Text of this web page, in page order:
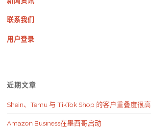
联系我们
用户登录
近期文章
Shein、Temu 与 TikTok Shop 的客户重叠度很高
Amazon Business在墨西哥启动